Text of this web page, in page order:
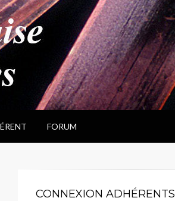
FORUM
CONNEXION ADHÉRENTS